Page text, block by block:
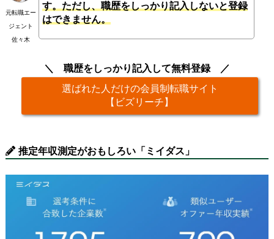
元転職エー
ジェント
佐々木
す。ただし、職歴をしっかり記入しないと登録
はできません。
職歴をしっかり記入して無料登録
選ばれた人だけの会員制転職サイト
【ビズリーチ】
推定年収測定がおもしろい「ミイダス」